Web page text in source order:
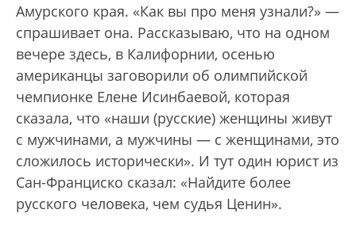
Амурского края. «Как вы про меня узнали?» —
спрашивает она. Рассказываю, что на одном
вечере здесь, в Калифорнии, осенью
американцы заговорили об олимпийской
чемпионке Елене Исинбаевой, которая
сказала, что «наши (русские) женщины живут
с мужчинами, а мужчины — с женщинами, это
сложилось исторически». И тут один юрист из
Сан-Франциско сказал: «Найдите более
русского человека, чем судья Ценин».